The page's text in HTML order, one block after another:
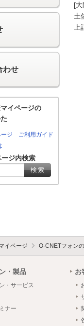
[
土
わせ
イページの
ージ ご利用ガイド
ジ内検索
イページ O-CNETフォン
・製品
・サービス
ナー
お